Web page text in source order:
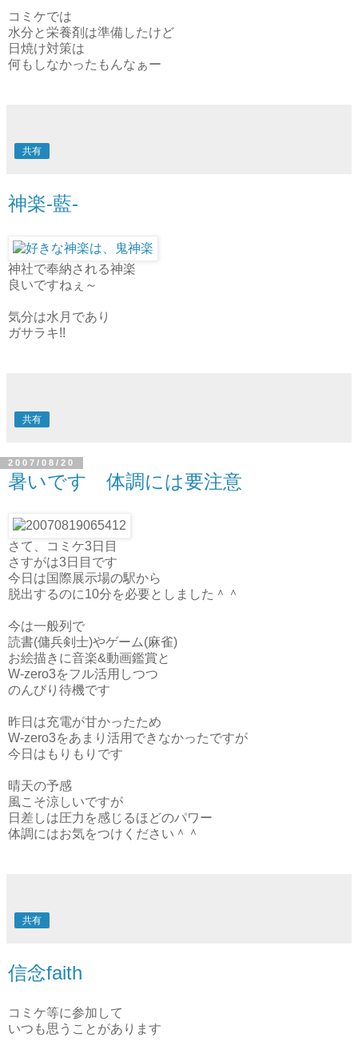
コミケでは
水分と栄養剤は準備したけど
日焼け対策は
何もしなかったもんなぁー
共有
神楽‐藍‐
神社で奉納される神楽
良いですねぇ～
気分は水月であり
ガサラキ!!
共有
2007/08/20
暑いです 体調には要注意
さて、コミケ3日目
さすがは3日目です
今日は国際展示場の駅から
脱出するのに10分を必要としました＾＾
今は一般列で
読書(傭兵剣士)やゲーム(麻雀)
お絵描きに音楽&動画鑑賞と
W-zero3をフル活用しつつ
のんびり待機です
昨日は充電が甘かったため
W-zero3をあまり活用できなかったですが
今日はもりもりです
晴天の予感
風こそ涼しいですが
日差しは圧力を感じるほどのパワー
体調にはお気をつけください＾＾
共有
信念faith
コミケ等に参加して
いつも思うことがあります